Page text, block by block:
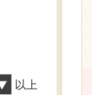
以上